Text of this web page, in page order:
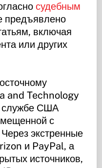
судебным
предъявлено
включая
или других
and Technology
службе США
с
экстренные
и PayPal, а
источников,